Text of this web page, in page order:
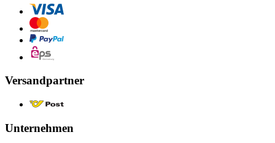
Versandpartner
Unternehmen